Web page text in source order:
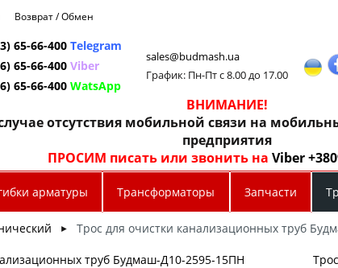
Возврат / Обмен
65-66-400 Telegram
65-66-400 Viber
65-66-400 WatsApp
sales@budmash.ua
График: Пн-Пт с 8.00 до 17.00
ВНИМАНИЕ!
отсутствия мобильной связи на
предприятия
ПРОСИМ писать или звонить наViber
арматуры Трансформаторы Запчасти
► Трос для очистки канализационных труб
труб Будмаш-Д10-2595-15ПН